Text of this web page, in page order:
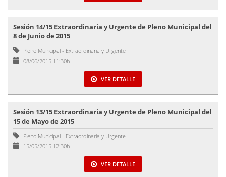
Sesión 14/15 Extraordinaria y Urgente de Pleno Municipal del
8 de Junio de 2015
Pleno Municipal - Extraordinaria y Urgente
08/06/2015 11:30h
VER DETALLE
Sesión 13/15 Extraordinaria y Urgente de Pleno Municipal del
15 de Mayo de 2015
Pleno Municipal - Extraordinaria y Urgente
15/05/2015 12:30h
VER DETALLE